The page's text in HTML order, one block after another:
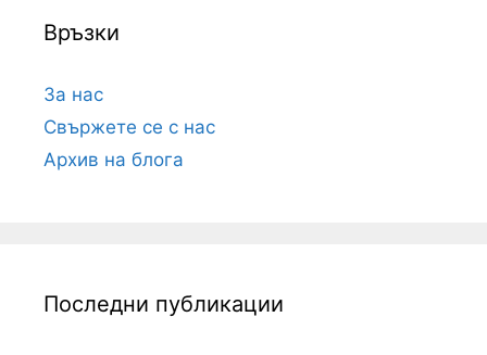
Връзки
За нас
Свържете се с нас
Архив на блога
Последни публикации